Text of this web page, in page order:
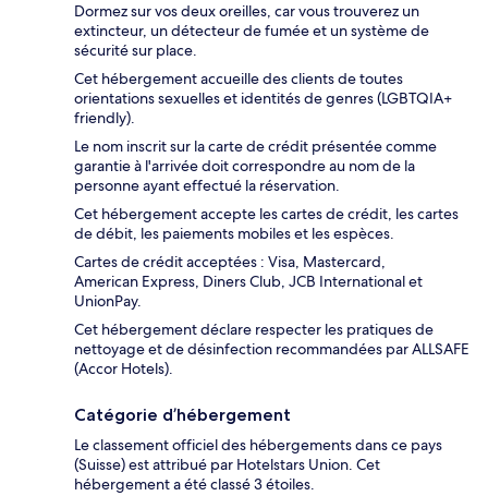
Dormez sur vos deux oreilles, car vous trouverez un
extincteur, un détecteur de fumée et un système de
sécurité sur place.
Cet hébergement accueille des clients de toutes
orientations sexuelles et identités de genres (LGBTQIA+
friendly).
Le nom inscrit sur la carte de crédit présentée comme
garantie à l'arrivée doit correspondre au nom de la
personne ayant effectué la réservation.
Cet hébergement accepte les cartes de crédit, les cartes
de débit, les paiements mobiles et les espèces.
Cartes de crédit acceptées : Visa, Mastercard,
American Express, Diners Club, JCB International et
UnionPay.
Cet hébergement déclare respecter les pratiques de
nettoyage et de désinfection recommandées par ALLSAFE
(Accor Hotels).
Catégorie d’hébergement
Le classement officiel des hébergements dans ce pays
(Suisse) est attribué par Hotelstars Union. Cet
hébergement a été classé 3 étoiles.